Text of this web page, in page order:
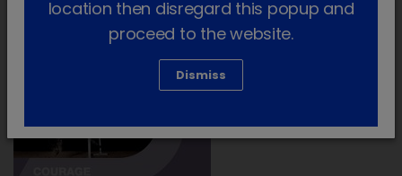
location then disregard this popup and
proceed to the website.
Dismiss